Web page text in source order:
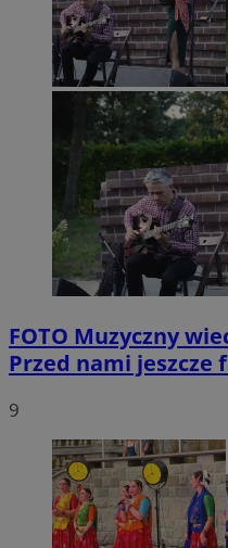
FOTO Muzyczny
Przed nami jeszcze
9